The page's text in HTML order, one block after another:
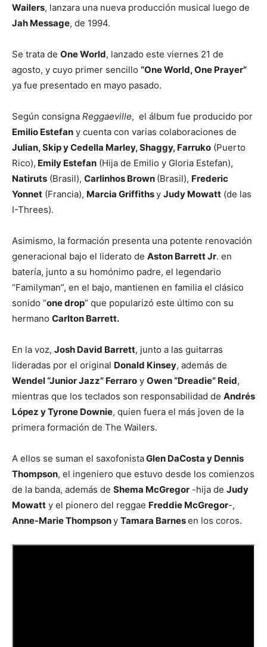
Wailers, lanzara una nueva producción musical luego de
Jah Message, de 1994.
Se trata de One World, lanzado este viernes 21 de
agosto, y cuyo primer sencillo “One World, One Prayer”
ya fue presentado en mayo pasado.
Según consigna Reggaeville, el álbum fue producido por
Emilio Estefan y cuenta con varias colaboraciones de
Julian, Skip y Cedella Marley, Shaggy, Farruko (Puerto
Rico), Emily Estefan (Hija de Emilio y Gloria Estefan),
Natiruts (Brasil), Carlinhos Brown (Brasil), Frederic
Yonnet (Francia), Marcia Griffithsy Judy Mowatt (de las
I-Threes).
Asimismo, la formación presenta una potente renovación
generacional bajo el liderato de Aston Barrett Jr. en
batería, junto a su homónimo padre, el legendario
“Familyman”, en el bajo, mantienen en familia el clásico
sonido “one drop” que popularizó este último con su
hermano Carlton Barrett.
En la voz, Josh David Barrett, junto a las guitarras
lideradas por el original Donald Kinsey, además de
Wendel “Junior Jazz” Ferraro y Owen “Dreadie” Reid,
mientras que los teclados son responsabilidad de Andrés
López y Tyrone Downie, quien fuera el más joven de la
primera formación de The Wailers.
A ellos se suman el saxofonistaGlen DaCosta y Dennis
Thompson, el ingeniero que estuvo desde los comienzos
de la banda, además de Shema McGregor -hija de Judy
Mowatt y el pionero del reggae Freddie McGregor-,
Anne-Marie Thompsony Tamara Barnesen los coros.